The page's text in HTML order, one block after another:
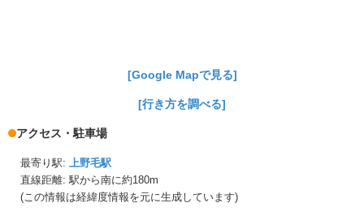
[Google Mapで見る]
[行き方を調べる]
アクセス・駐車場
最寄り駅: 上野毛駅
直線距離: 駅から南に約180m
(この情報は経緯度情報を元に生成しています)